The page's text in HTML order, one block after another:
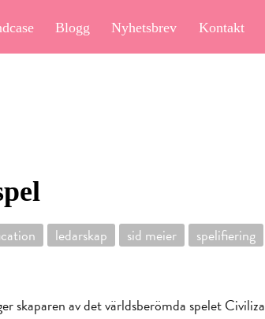
Blogg Nyhetsbrev Kontakt
ledarskap sid meier spelifiering
skaparen av det världsberömda spelet